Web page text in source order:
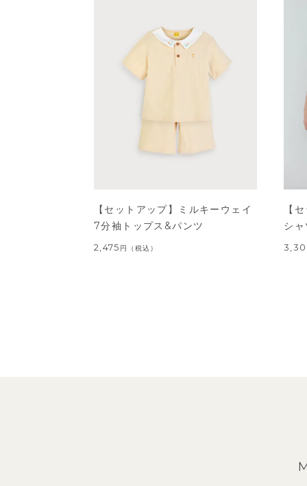
【セットアップ】ミルキーウェイ
7分袖トップス&パンツ
2,475 円 （税込）
【
シ